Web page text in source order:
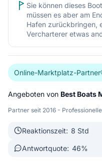
Sie können dieses
müssen es aber am
Hafen zurückbringen,
Vercharterer etwas
Online-Marktplatz-Partner
Angeboten von Best Boats
Partner seit 2016 -
Reaktionszeit: 8 Std
Antwortquote: 46%